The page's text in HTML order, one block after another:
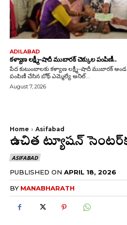
ADILABAD
కళ్యాణ లక్ష్మీ–షాదీ ముబారక్ చెక్కుల పంపిణీ..
పేద కుటుంబాలకు కళ్యాణ లక్ష్మీ–షాదీ ముబారక్ అండ 48 మంది లబ్ధిదారులకు చెక్కులు
పంపిణీ చేసిన బోథ్ ఎమ్మెల్యే అనిల్...
August 7, 2026